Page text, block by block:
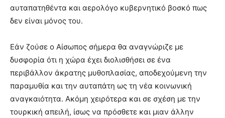
αυταπατηθέντα και αερολόγο κυβερνητικό βοσκό πως
δεν είναι μόνος του.
Εάν ζούσε ο Αίσωπος σήμερα θα αναγνώριζε με
δυσφορία ότι η χώρα έχει διολισθήσει σε ένα
περιβάλλον άκρατης μυθοπλασίας, αποδεχούμενη την
παραμυθία και την αυταπάτη ως τη νέα κοινωνική
αναγκαιότητα. Ακόμη χειρότερα και σε σχέση με την
τουρκική απειλή, ίσως να πρόσθετε και μιαν άλλην